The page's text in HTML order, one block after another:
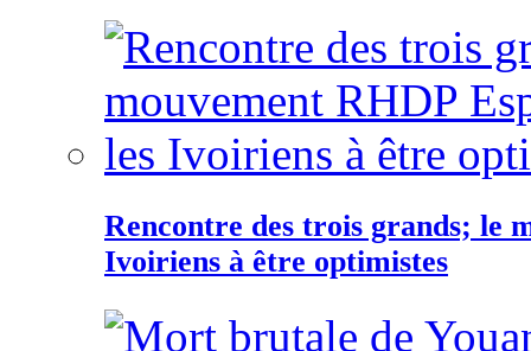
Rencontre des trois grands; le
Ivoiriens à être optimistes